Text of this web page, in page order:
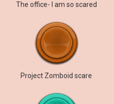
The office- I am so scared
Project Zomboid scare